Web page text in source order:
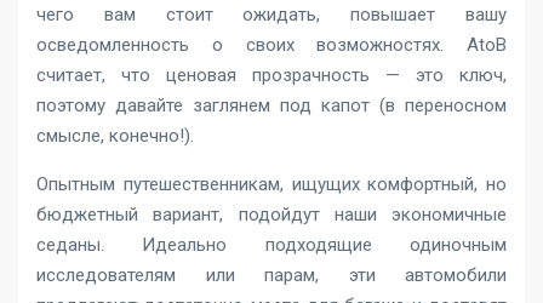
чего вам стоит ожидать, повышает вашу
осведомленность о своих возможностях. AtoB
считает, что ценовая прозрачность — это ключ,
поэтому давайте заглянем под капот (в переносном
смысле, конечно!).
Опытным путешественникам, ищущих комфортный, но
бюджетный вариант, подойдут наши экономичные
седаны. Идеально подходящие одиночным
исследователям или парам, эти автомобили